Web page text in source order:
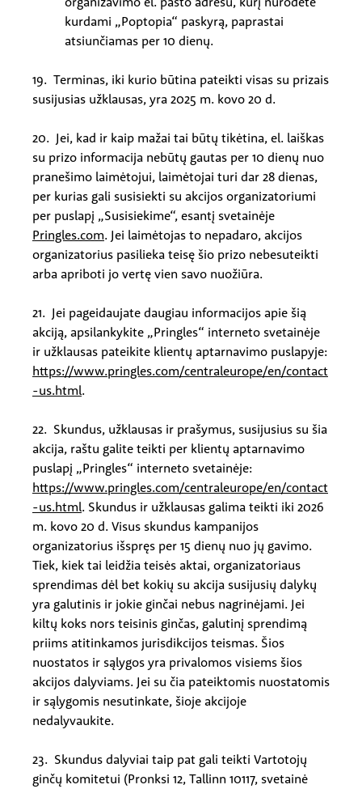
kurdami „Poptopia“ paskyrą, paprastai
atsiunčiamas per 10 dienų.
19. Terminas, iki kurio būtina pateikti visas su prizais
susijusias užklausas, yra 2025 m. kovo 20 d.
20. Jei, kad ir kaip mažai tai būtų tikėtina, el. laiškas
su prizo informacija nebūtų gautas per 10 dienų nuo
pranešimo laimėtojui, laimėtojai turi dar 28 dienas,
per kurias gali susisiekti su akcijos organizatoriumi
per puslapį „Susisiekime“, esantį svetainėje
Pringles.com. Jei laimėtojas to nepadaro, akcijos
organizatorius pasilieka teisę šio prizo nebesuteikti
arba apriboti jo vertę vien savo nuožiūra.
21. Jei pageidaujate daugiau informacijos apie šią
akciją, apsilankykite „Pringles“ interneto svetainėje
ir užklausas pateikite klientų aptarnavimo puslapyje:
https://www.pringles.com/centraleurope/en/contact
-us.html.
22. Skundus, užklausas ir prašymus, susijusius su šia
akcija, raštu galite teikti per klientų aptarnavimo
puslapį „Pringles“ interneto svetainėje:
https://www.pringles.com/centraleurope/en/contact
-us.html. Skundus ir užklausas galima teikti iki 2026
m. kovo 20 d. Visus skundus kampanijos
organizatorius išspręs per 15 dienų nuo jų gavimo.
Tiek, kiek tai leidžia teisės aktai, organizatoriaus
sprendimas dėl bet kokių su akcija susijusių dalykų
yra galutinis ir jokie ginčai nebus nagrinėjami. Jei
kiltų koks nors teisinis ginčas, galutinį sprendimą
priims atitinkamos jurisdikcijos teismas. Šios
nuostatos ir sąlygos yra privalomos visiems šios
akcijos dalyviams. Jei su čia pateiktomis nuostatomis
ir sąlygomis nesutinkate, šioje akcijoje
nedalyvaukite.
23. Skundus dalyviai taip pat gali teikti Vartotojų
ginčų komitetui (Pronksi 12, Tallinn 10117, svetainė